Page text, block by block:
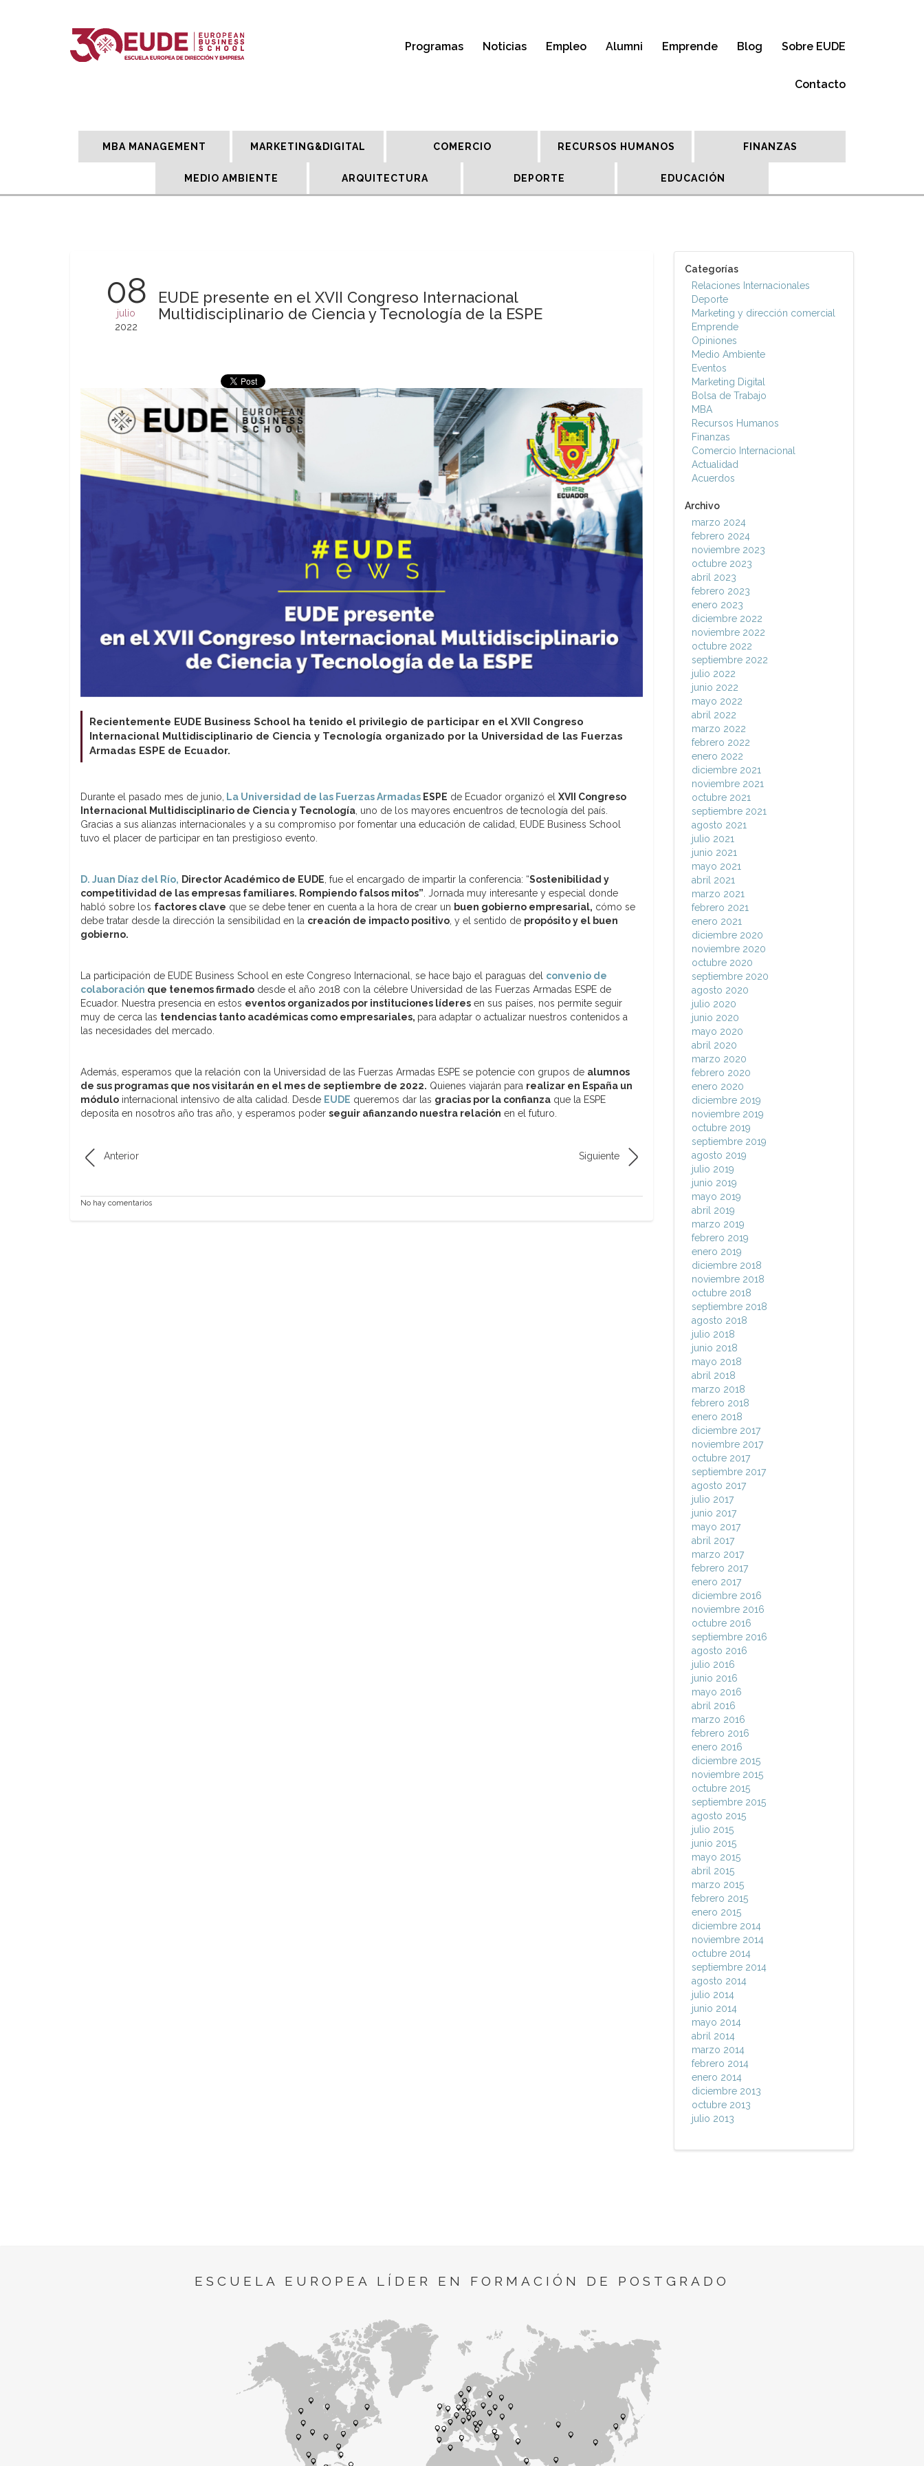
Programas Noticias Empleo Alumni Emprende Blog Sobre EUDE
Contacto
MBA MANAGEMENT MARKETING&DIGITAL COMERCIO RECURSOS HUMANOS FINANZAS
MEDIO AMBIENTE ARQUITECTURA DEPORTE EDUCACIÓN
08
julio
2022
EUDE presente en el XVII Congreso Internacional
Multidisciplinario de Ciencia y Tecnología de la ESPE
Recientemente EUDE Business School ha tenido el privilegio de participar en el XVII Congreso
Internacional Multidisciplinario de Ciencia y Tecnología organizado por la Universidad de las Fuerzas
Armadas ESPE de Ecuador.
Durante el pasado mes de junio, La Universidad de las Fuerzas Armadas ESPE de Ecuador organizó el XVII Congreso
Internacional Multidisciplinario de Ciencia y Tecnología , uno de los mayores encuentros de tecnología del país.
Gracias a sus alianzas internacionales y a su compromiso por fomentar una educación de calidad, EUDE Business School
tuvo el placer de participar en tan prestigioso evento.
D. Juan Díaz del Río, Director Académico de EUDE , fue el encargado de impartir la conferencia: “Sostenibilidad y
competitividad de las empresas familiares. Rompiendo falsos mitos” . Jornada muy interesante y especial donde
habló sobre los factores clave que se debe tener en cuenta a la hora de crear un buen gobierno empresarial, cómo se
debe tratar desde la dirección la sensibilidad en la creación de impacto positivo , y el sentido de propósito y el buen
gobierno.
La participación de EUDE Business School en este Congreso Internacional, se hace bajo el paraguas del convenio de
colaboración que tenemos firmado desde el año 2018 con la célebre Universidad de las Fuerzas Armadas ESPE de
Ecuador. Nuestra presencia en estos eventos organizados por instituciones líderes en sus países, nos permite seguir
muy de cerca las tendencias tanto académicas como empresariales, para adaptar o actualizar nuestros contenidos a
las necesidades del mercado.
Además, esperamos que la relación con la Universidad de las Fuerzas Armadas ESPE se potencie con grupos de alumnos
de sus programas que nos visitarán en el mes de septiembre de 2022. Quienes viajarán para realizar en España un
módulo internacional intensivo de alta calidad. Desde EUDE queremos dar las gracias por la confianza que la ESPE
deposita en nosotros año tras año, y esperamos poder seguir afianzando nuestra relación en el futuro.
Anterior Siguiente
No hay comentarios
Categorías
Relaciones Internacionales
Deporte
Marketing y dirección comercial
Emprende
Opiniones
Medio Ambiente
Eventos
Marketing Digital
Bolsa de Trabajo
MBA
Recursos Humanos
Finanzas
Comercio Internacional
Actualidad
Acuerdos
Archivo
marzo 2024
febrero 2024
noviembre 2023
octubre 2023
abril 2023
febrero 2023
enero 2023
diciembre 2022
noviembre 2022
octubre 2022
septiembre 2022
julio 2022
junio 2022
mayo 2022
abril 2022
marzo 2022
febrero 2022
enero 2022
diciembre 2021
noviembre 2021
octubre 2021
septiembre 2021
agosto 2021
julio 2021
junio 2021
mayo 2021
abril 2021
marzo 2021
febrero 2021
enero 2021
diciembre 2020
noviembre 2020
octubre 2020
septiembre 2020
agosto 2020
julio 2020
junio 2020
mayo 2020
abril 2020
marzo 2020
febrero 2020
enero 2020
diciembre 2019
noviembre 2019
octubre 2019
septiembre 2019
agosto 2019
julio 2019
junio 2019
mayo 2019
abril 2019
marzo 2019
febrero 2019
enero 2019
diciembre 2018
noviembre 2018
octubre 2018
septiembre 2018
agosto 2018
julio 2018
junio 2018
mayo 2018
abril 2018
marzo 2018
febrero 2018
enero 2018
diciembre 2017
noviembre 2017
octubre 2017
septiembre 2017
agosto 2017
julio 2017
junio 2017
mayo 2017
abril 2017
marzo 2017
febrero 2017
enero 2017
diciembre 2016
noviembre 2016
octubre 2016
septiembre 2016
agosto 2016
julio 2016
junio 2016
mayo 2016
abril 2016
marzo 2016
febrero 2016
enero 2016
diciembre 2015
noviembre 2015
octubre 2015
septiembre 2015
agosto 2015
julio 2015
junio 2015
mayo 2015
abril 2015
marzo 2015
febrero 2015
enero 2015
diciembre 2014
noviembre 2014
octubre 2014
septiembre 2014
agosto 2014
julio 2014
junio 2014
mayo 2014
abril 2014
marzo 2014
febrero 2014
enero 2014
diciembre 2013
octubre 2013
julio 2013
ESCUELA EUROPEA LÍDER EN FORMACIÓN DE POSTGRADO